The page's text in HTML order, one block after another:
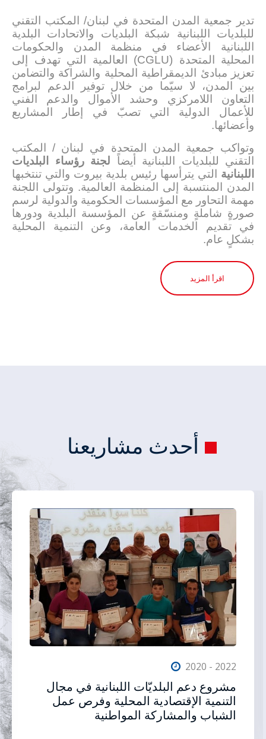
تدير جمعية المدن المتحدة في لبنان/ المكتب التقني
للبلديات اللبنانية شبكة البلديات والاتحادات البلدية
اللبنانية الأعضاء في منظمة المدن والحكومات
المحلية المتحدة (CGLU) العالمية التي تهدف إلى
تعزيز مبادئ الديمقراطية المحلية والشراكة والتضامن
بين المدن، لا سيّما من خلال توفير الدعم لبرامج
التعاون اللامركزي وحشد الأموال والدعم الفني
للأعمال الدولية التي تصبّ في إطار المشاريع
وأعضائها.
وتواكب جمعية المدن المتحدة في لبنان / المكتب
التقني للبلديات اللبنانية أيضاً لجنة رؤساء البلديات
اللبنانية التي يترأسها رئيس بلدية بيروت والتي تنتخبها
المدن المنتسبة إلى المنظمة العالمية. وتتولى اللجنة
مهمة التحاور مع المؤسسات الحكومية والدولية لرسم
صورةٍ شاملةٍ ومنسّقةٍ عن المؤسسة البلدية ودورها
في تقديم الخدمات العامة، وعن التنمية المحلية
بشكلٍ عام.
اقرأ المزيد
أحدث مشاريعنا
2020 - 2022
مشروع دعم البلديّات اللبنانية في مجال
التنمية الإقتصادية المحلية وفرص عمل
الشباب والمشاركة المواطنية